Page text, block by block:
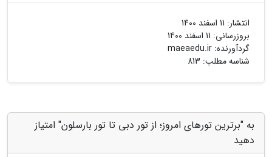
انتشار: 11 اسفند 1400
بروزرسانی: 11 اسفند 1400
گردآورنده: maeaedu.ir
شناسه مطلب: 813
به "برترین تورهای امروز؛ از تور دبی تا تور بارسلون" امتیاز
دهید